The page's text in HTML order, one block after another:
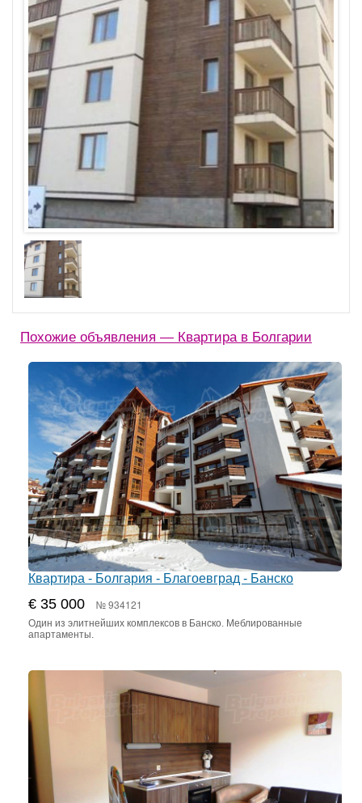
Похожие объявления — Квартира в Болгарии
Квартира - Болгария - Благоевград - Банско
€ 35 000 № 934121
Один из элитнейших комплексов в Банско. Меблированные
апартаменты.